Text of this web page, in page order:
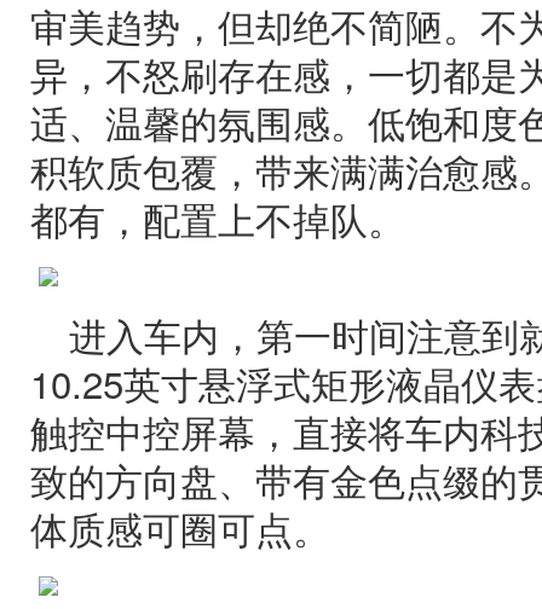
审美趋势，但却绝不简陋。不
异，不怒刷存在感，一切都是
适、温馨的氛围感。低饱和度
积软质包覆，带来满满治愈感
都有，配置上不掉队。
进入车内，第一时间注意到
10.25英寸悬浮式矩形液晶仪
触控中控屏幕，直接将车内科
致的方向盘、带有金色点缀的
体质感可圈可点。